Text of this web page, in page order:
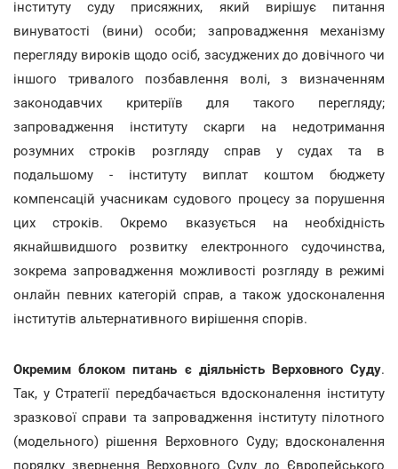
інституту суду присяжних, який вирішує питання
винуватості (вини) особи; запровадження механізму
перегляду вироків щодо осіб, засуджених до довічного чи
іншого тривалого позбавлення волі, з визначенням
законодавчих критеріїв для такого перегляду;
запровадження інституту скарги на недотримання
розумних строків розгляду справ у судах та в
подальшому - інституту виплат коштом бюджету
компенсацій учасникам судового процесу за порушення
цих строків. Окремо вказується на необхідність
якнайшвидшого розвитку електронного судочинства,
зокрема запровадження можливості розгляду в режимі
онлайн певних категорій справ, а також удосконалення
інститутів альтернативного вирішення спорів.
Окремим блоком питань є діяльність Верховного Суду.
Так, у Стратегії передбачається вдосконалення інституту
зразкової справи та запровадження інституту пілотного
(модельного) рішення Верховного Суду; вдосконалення
порядку звернення Верховного Суду до Європейського